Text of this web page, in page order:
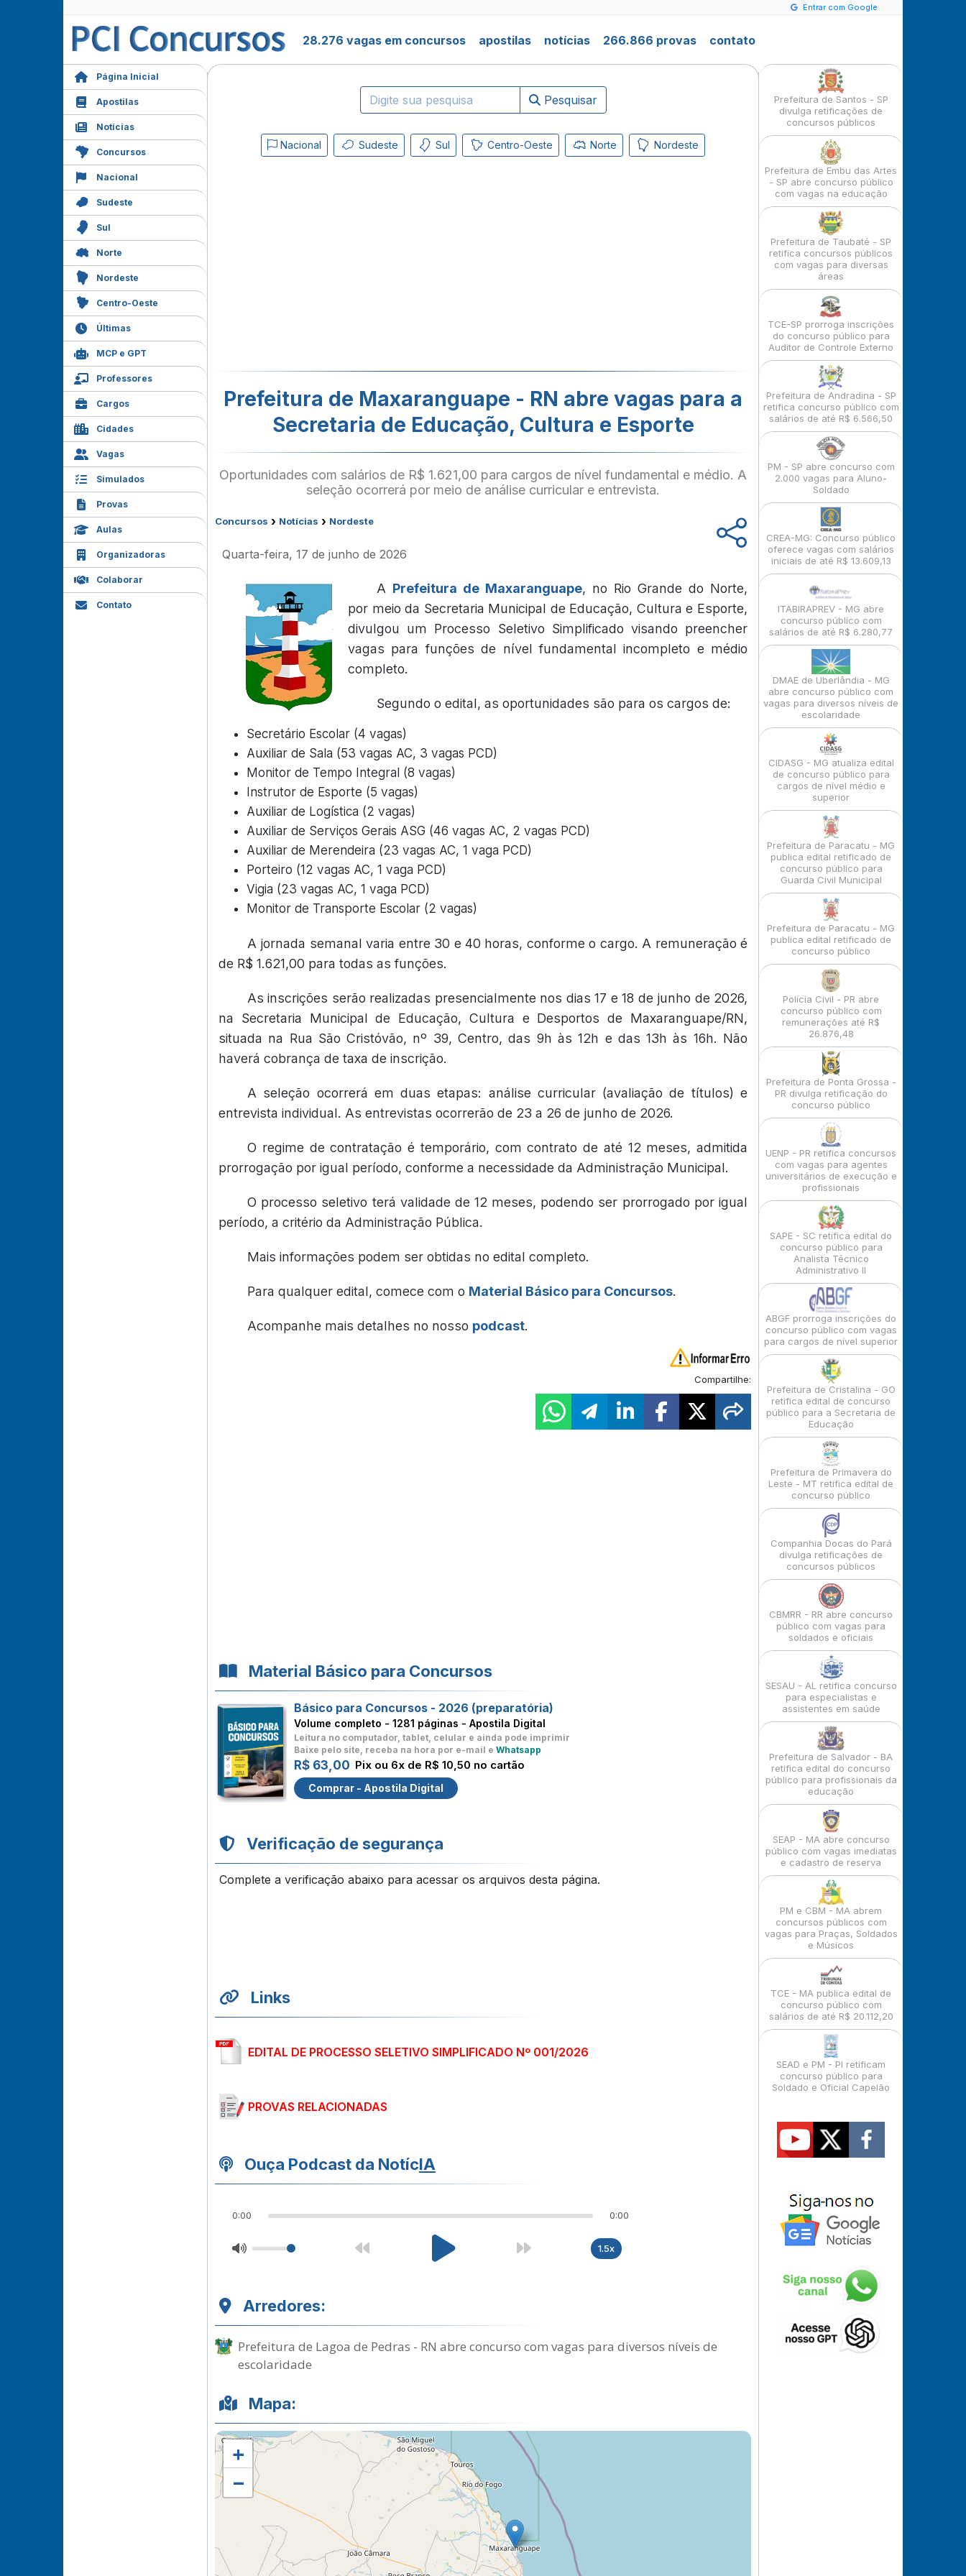
Entrar com Google
28.276 vagas em concursos apostilas notícias 266.866 provas contato
Página Inicial
Apostilas
Notícias
Concursos
Nacional
Sudeste
Sul
Norte
Nordeste
Centro-Oeste
Últimas
MCP e GPT
Professores
Cargos
Cidades
Vagas
Simulados
Provas
Aulas
Organizadoras
Colaborar
Contato
Pesquisar
Nacional Sudeste Sul Centro-Oeste Norte Nordeste
Prefeitura de Maxaranguape - RN abre vagas para a
Secretaria de Educação, Cultura e Esporte
Oportunidades com salários de R$ 1.621,00 para cargos de nível fundamental e médio. A
seleção ocorrerá por meio de análise curricular e entrevista.
Concursos › Notícias › Nordeste
Quarta-feira, 17 de junho de 2026
A Prefeitura de Maxaranguape, no Rio Grande do Norte,
por meio da Secretaria Municipal de Educação, Cultura e Esporte,
divulgou um Processo Seletivo Simplificado visando preencher
vagas para funções de nível fundamental incompleto e médio
completo.
Segundo o edital, as oportunidades são para os cargos de:
Secretário Escolar (4 vagas)
Auxiliar de Sala (53 vagas AC, 3 vagas PCD)
Monitor de Tempo Integral (8 vagas)
Instrutor de Esporte (5 vagas)
Auxiliar de Logística (2 vagas)
Auxiliar de Serviços Gerais ASG (46 vagas AC, 2 vagas PCD)
Auxiliar de Merendeira (23 vagas AC, 1 vaga PCD)
Porteiro (12 vagas AC, 1 vaga PCD)
Vigia (23 vagas AC, 1 vaga PCD)
Monitor de Transporte Escolar (2 vagas)
A jornada semanal varia entre 30 e 40 horas, conforme o cargo. A remuneração é
de R$ 1.621,00 para todas as funções.
As inscrições serão realizadas presencialmente nos dias 17 e 18 de junho de 2026,
na Secretaria Municipal de Educação, Cultura e Desportos de Maxaranguape/RN,
situada na Rua São Cristóvão, nº 39, Centro, das 9h às 12h e das 13h às 16h. Não
haverá cobrança de taxa de inscrição.
A seleção ocorrerá em duas etapas: análise curricular (avaliação de títulos) e
entrevista individual. As entrevistas ocorrerão de 23 a 26 de junho de 2026.
O regime de contratação é temporário, com contrato de até 12 meses, admitida
prorrogação por igual período, conforme a necessidade da Administração Municipal.
O processo seletivo terá validade de 12 meses, podendo ser prorrogado por igual
período, a critério da Administração Pública.
Mais informações podem ser obtidas no edital completo.
Para qualquer edital, comece com o Material Básico para Concursos.
Acompanhe mais detalhes no nosso podcast.
Compartilhe:
Material Básico para Concursos
Básico para Concursos - 2026 (preparatória)
Volume completo - 1281 páginas - Apostila Digital
Leitura no computador, tablet, celular e ainda pode imprimir
Baixe pelo site, receba na hora por e-mail e Whatsapp
R$ 63,00 Pix ou 6x de R$ 10,50 no cartão
Comprar - Apostila Digital
Verificação de segurança
Complete a verificação abaixo para acessar os arquivos desta página.
Links
EDITAL DE PROCESSO SELETIVO SIMPLIFICADO Nº 001/2026
PROVAS RELACIONADAS
Ouça Podcast da NotícIA
0:00 0:00
1.5x
Arredores:
Prefeitura de Lagoa de Pedras - RN abre concurso com vagas para diversos níveis de
escolaridade
Mapa:
+
−
Prefeitura de Santos - SP
divulga retificações de
concursos públicos
Prefeitura de Embu das Artes
- SP abre concurso público
com vagas na educação
Prefeitura de Taubaté - SP
retifica concursos públicos
com vagas para diversas
áreas
TCE-SP prorroga inscrições
do concurso público para
Auditor de Controle Externo
Prefeitura de Andradina - SP
retifica concurso público com
salários de até R$ 6.566,50
PM - SP abre concurso com
2.000 vagas para Aluno-
Soldado
CREA-MG: Concurso público
oferece vagas com salários
iniciais de até R$ 13.609,13
ITABIRAPREV - MG abre
concurso público com
salários de até R$ 6.280,77
DMAE de Uberlândia - MG
abre concurso público com
vagas para diversos níveis de
escolaridade
CIDASG - MG atualiza edital
de concurso público para
cargos de nível médio e
superior
Prefeitura de Paracatu - MG
publica edital retificado de
concurso público para
Guarda Civil Municipal
Prefeitura de Paracatu - MG
publica edital retificado de
concurso público
Polícia Civil - PR abre
concurso público com
remunerações até R$
26.876,48
Prefeitura de Ponta Grossa -
PR divulga retificação do
concurso público
UENP - PR retifica concursos
com vagas para agentes
universitários de execução e
profissionais
SAPE - SC retifica edital do
concurso público para
Analista Técnico
Administrativo II
ABGF prorroga inscrições do
concurso público com vagas
para cargos de nível superior
Prefeitura de Cristalina - GO
retifica edital de concurso
público para a Secretaria de
Educação
Prefeitura de Primavera do
Leste - MT retifica edital de
concurso público
Companhia Docas do Pará
divulga retificações de
concursos públicos
CBMRR - RR abre concurso
público com vagas para
soldados e oficiais
SESAU - AL retifica concurso
para especialistas e
assistentes em saúde
Prefeitura de Salvador - BA
retifica edital do concurso
público para profissionais da
educação
SEAP - MA abre concurso
público com vagas imediatas
e cadastro de reserva
PM e CBM - MA abrem
concursos públicos com
vagas para Praças, Soldados
e Músicos
TCE - MA publica edital de
concurso público com
salários de até R$ 20.112,20
SEAD e PM - PI retificam
concurso público para
Soldado e Oficial Capelão